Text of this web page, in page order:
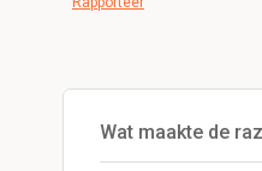
Wat maakte de